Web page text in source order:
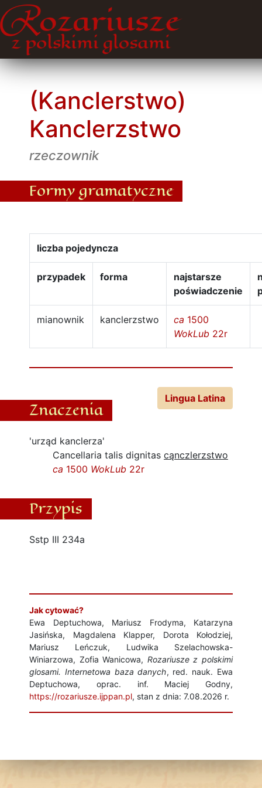
(Kanclerstwo)
Kanclerzstwo
rzeczownik
Formy gramatyczne
liczba pojedyncza
przypadek forma
najstarsze
poświadczenie
mianownik kanclerzstwo ca 1500
WokLub 22r
Znaczenia
Lingua Latina
'urząd kanclerza'
Cancellaria talis dignitas cąnczlerzstwo
ca 1500 WokLub 22r
Przypis
Sstp III 234a
Jak cytować?
Ewa Deptuchowa, Mariusz Frodyma, Katarzyna
Jasińska, Magdalena Klapper, Dorota Kołodziej,
Mariusz Leńczuk, Ludwika Szelachowska-
Winiarzowa, Zofia Wanicowa, Rozariusze z polskimi
glosami. Internetowa baza danych, red. nauk. Ewa
Deptuchowa, oprac. inf. Maciej Godny,
https://rozariusze.ijppan.pl, stan z dnia: 7.08.2026 r.